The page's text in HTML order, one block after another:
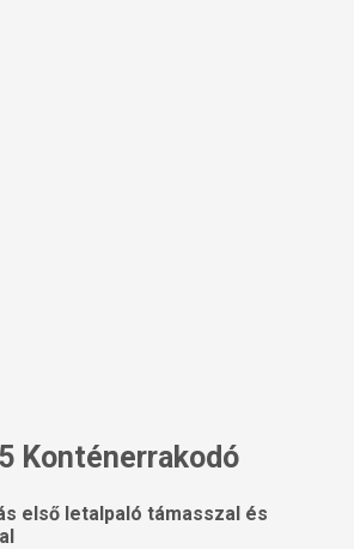
Konténerrakodó
első letalpaló támasszal és